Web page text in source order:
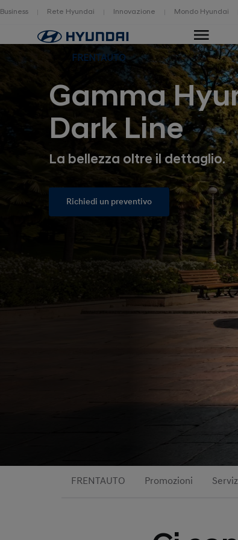
Business Rete Hyundai Innovazione Mondo Hyundai
Home
FRENTAUTO
Menu
Gamma
Dark Line
La bellezza oltre il dettaglio.
Richiedi un preventivo
FRENTAUTO Promozioni